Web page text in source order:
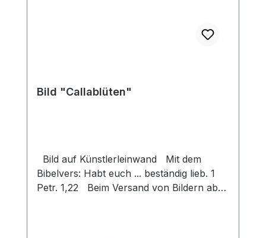
Bild "Callablüten"
Bild auf Künstlerleinwand Mit dem
Bibelvers: Habt euch ... beständig lieb. 1
Petr. 1,22 Beim Versand von Bildern ab